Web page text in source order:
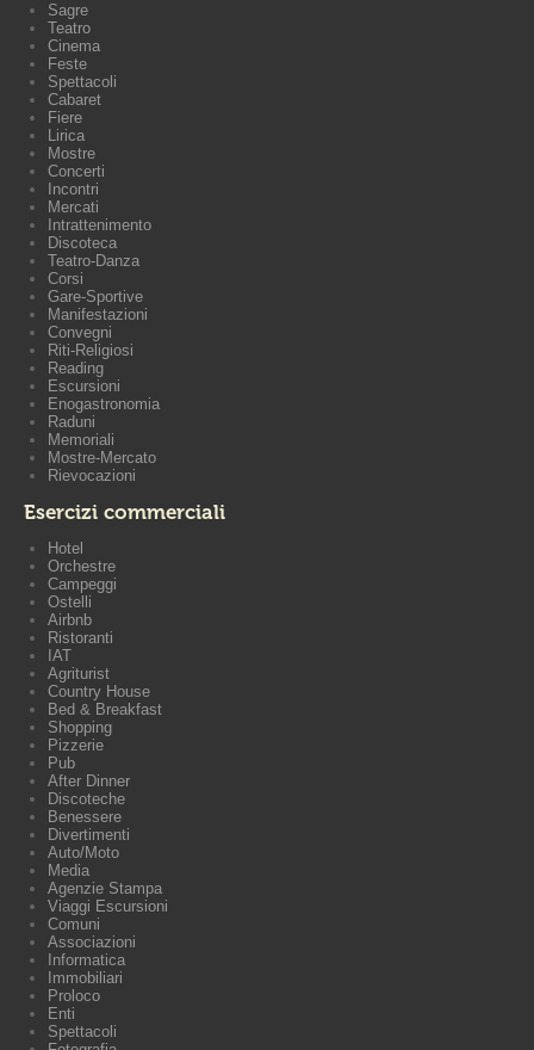
Sagre
Teatro
Cinema
Feste
Spettacoli
Cabaret
Fiere
Lirica
Mostre
Concerti
Incontri
Mercati
Intrattenimento
Discoteca
Teatro-Danza
Corsi
Gare-Sportive
Manifestazioni
Convegni
Riti-Religiosi
Reading
Escursioni
Enogastronomia
Raduni
Memoriali
Mostre-Mercato
Rievocazioni
Esercizi commerciali
Hotel
Orchestre
Campeggi
Ostelli
Airbnb
Ristoranti
IAT
Agriturist
Country House
Bed & Breakfast
Shopping
Pizzerie
Pub
After Dinner
Discoteche
Benessere
Divertimenti
Auto/Moto
Media
Agenzie Stampa
Viaggi Escursioni
Comuni
Associazioni
Informatica
Immobiliari
Proloco
Enti
Spettacoli